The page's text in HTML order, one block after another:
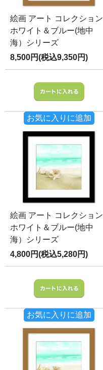
絵画 アート コレクション
ホワイト＆ブルー(地中
海）シリーズ
8,500円(税込9,350円)
お気に入りに追加
絵画 アート コレクション
ホワイト＆ブルー(地中
海）シリーズ
4,800円(税込5,280円)
お気に入りに追加